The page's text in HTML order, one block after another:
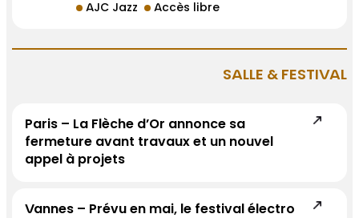
AJC Jazz Accès libre
SALLE & FESTIVAL
Paris – La Flèche d’Or annonce sa
fermeture avant travaux et un nouvel
appel à projets
Vannes – Prévu en mai, le festival électro